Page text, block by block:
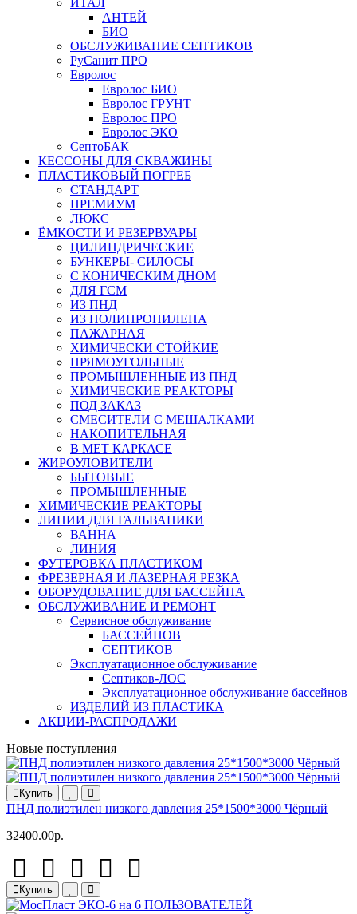
ИТАЛ
АНТЕЙ
БИО
ОБСЛУЖИВАНИЕ СЕПТИКОВ
РуСанит ПРО
Евролос
Евролос БИО
Евролос ГРУНТ
Евролос ПРО
Евролос ЭКО
СептоБАК
КЕССОНЫ ДЛЯ СКВАЖИНЫ
ПЛАСТИКОВЫЙ ПОГРЕБ
СТАНДАРТ
ПРЕМИУМ
ЛЮКС
ЁМКОСТИ И РЕЗЕРВУАРЫ
ЦИЛИНДРИЧЕСКИЕ
БУНКЕРЫ- СИЛОСЫ
С КОНИЧЕСКИМ ДНОМ
ДЛЯ ГСМ
ИЗ ПНД
ИЗ ПОЛИПРОПИЛЕНА
ПАЖАРНАЯ
ХИМИЧЕСКИ СТОЙКИЕ
ПРЯМОУГОЛЬНЫЕ
ПРОМЫШЛЕННЫЕ ИЗ ПНД
ХИМИЧЕСКИЕ РЕАКТОРЫ
ПОД ЗАКАЗ
СМЕСИТЕЛИ С МЕШАЛКАМИ
НАКОПИТЕЛЬНАЯ
В МЕТ КАРКАСЕ
ЖИРОУЛОВИТЕЛИ
БЫТОВЫЕ
ПРОМЫШЛЕННЫЕ
ХИМИЧЕСКИЕ РЕАКТОРЫ
ЛИНИИ ДЛЯ ГАЛЬВАНИКИ
ВАННА
ЛИНИЯ
ФУТЕРОВКА ПЛАСТИКОМ
ФРЕЗЕРНАЯ И ЛАЗЕРНАЯ РЕЗКА
ОБОРУДОВАНИЕ ДЛЯ БАССЕЙНА
ОБСЛУЖИВАНИЕ И РЕМОНТ
Сервисное обслуживание
БАССЕЙНОВ
СЕПТИКОВ
Эксплуатационное обслуживание
Септиков-ЛОС
Эксплуатационное обслуживание бассейнов
ИЗДЕЛИЙ ИЗ ПЛАСТИКА
АКЦИИ-РАСПРОДАЖИ
Новые поступления
Купить
ПНД полиэтилен низкого давления 25*1500*3000 Чёрный
32400.00р.
Купить